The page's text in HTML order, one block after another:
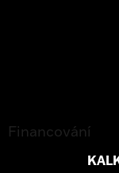
Financování